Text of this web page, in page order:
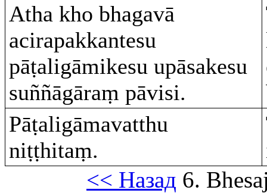
Atha kho bhagavā
acirapakkantesu
pāṭaligāmikesu upāsakesu
suññāgāraṃ pāvisi.
Pāṭaligāmavatthu
niṭṭhitaṃ.
<< Назад 6.